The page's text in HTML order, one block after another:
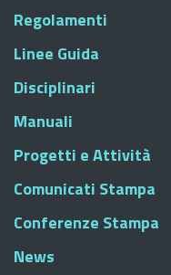
Regolamenti
Linee Guida
Disciplinari
Manuali
Progetti e Attività
Comunicati Stampa
Conferenze Stampa
News